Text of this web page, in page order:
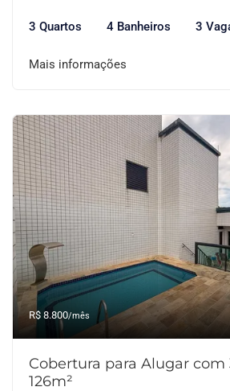
3 Quartos 4 Banheiros 3
Mais informações
R$ 8.800/mês
Cobertura para Alugar com
126m²